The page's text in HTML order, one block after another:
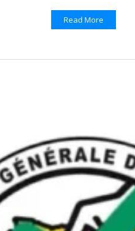
Read More